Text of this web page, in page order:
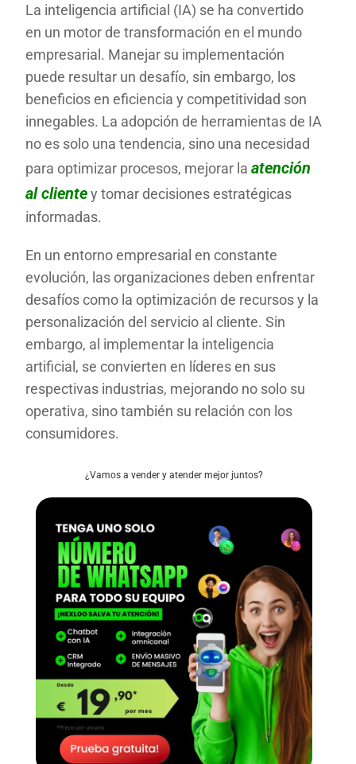
La inteligencia artificial (IA) se ha convertido
en un motor de transformación en el mundo
empresarial. Manejar su implementación
puede resultar un desafío, sin embargo, los
beneficios en eficiencia y competitividad son
innegables. La adopción de herramientas de IA
no es solo una tendencia, sino una necesidad
para optimizar procesos, mejorar laatención
al clientey tomar decisiones estratégicas
informadas.
En un entorno empresarial en constante
evolución, las organizaciones deben enfrentar
desafíos como la optimización de recursos y la
personalización del servicio al cliente. Sin
embargo, al implementar la inteligencia
artificial, se convierten en líderes en sus
respectivas industrias, mejorando no solo su
operativa, sino también su relación con los
consumidores.
¿Vamos a vender y atender mejor juntos?